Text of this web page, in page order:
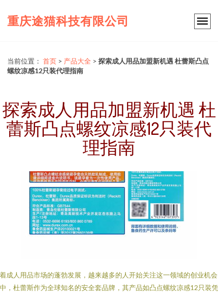
重庆途猫科技有限公司
当前位置： 首页 > 产品大全 > 探索成人用品加盟新机遇 杜蕾斯凸点
螺纹凉感12只装代理指南
探索成人用品加盟新机遇 杜
蕾斯凸点螺纹凉感12只装代
理指南
成人用品市场的蓬勃发展，越来越多的人开始关注这一领域的创业机
，杜蕾斯作为全球知名的安全套品牌，其产品如凸点螺纹凉感12只装